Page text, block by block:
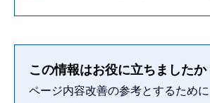
この情報はお役に立ちましたか
ページ内容改善の参考とするため